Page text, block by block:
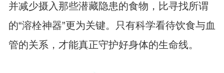
并减少摄入那些潜藏隐患的食物，比寻找所谓
的“溶栓神器”更为关键。只有科学看待饮食与血
管的关系，才能真正守护好身体的生命线。